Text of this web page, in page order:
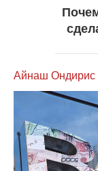
Айнаш Ондирис